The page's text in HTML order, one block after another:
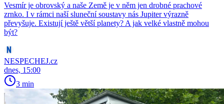
Vesmír je obrovský a naše Země je v něm jen drobné prachové
zrnko. I v rámci naší sluneční soustavy nás Jupiter výrazně
převyšuje. Existují ještě větší planety? A jak velké vlastně mohou
být?
NESPECHEJ.cz
dnes, 15:00
3 min